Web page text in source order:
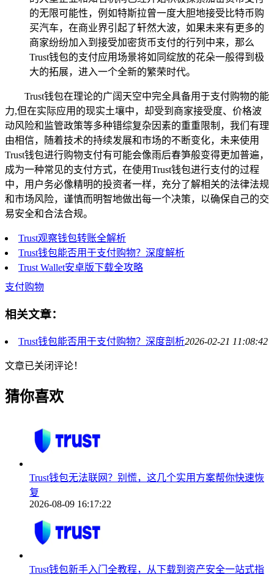
的无限可能性，例如特斯拉曾一度大胆地接受比特币购
买汽车，在商业界引起了轩然大波，如果未来有更多的
商家纷纷加入到接受加密货币支付的行列中来，那么
Trust钱包的支付应用场景将如同绽放的花朵一般得到极
大的拓展，进入一个全新的繁荣时代。
Trust钱包在理论的广阔天空中完全具备用于支付购物的能
力,但在实际应用的现实土壤中，却受到商家接受度、价格波
动风险和监管政策等多种错综复杂因素的重重限制，我们有理
由相信，随着技术的持续发展和市场的不断变化，未来使用
Trust钱包进行购物支付有可能会像雨后春笋般变得更加普遍，
成为一种常见的支付方式，在使用Trust钱包进行支付的过程
中，用户务必像精明的投资者一样，充分了解相关的法律法规
和市场风险，谨慎而明智地做出每一个决策，以确保自己的交
易安全和合法合规。
Trust观察钱包转账全解析
Trust钱包能否用于支付购物？深度解析
Trust Wallet安卓版下载全攻略
支付购物
相关文章：
Trust钱包能否用于支付购物？深度剖析2026-02-21 11:08:42
文章已关闭评论！
猜你喜欢
Trust钱包无法联网？别慌，这几个实用方案帮你快速恢
复
2026-08-09 16:17:22
Trust钱包新手入门全教程，从下载到资产安全一站式指